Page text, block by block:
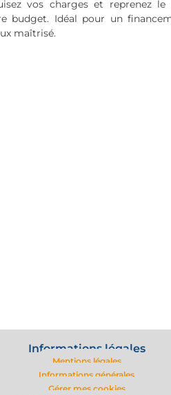
crédit
vos charges et reprenez
budget. Idéal pour un
maîtrisé.
Informations légales
Mentions légales
Informations générales
Gérer mes cookies